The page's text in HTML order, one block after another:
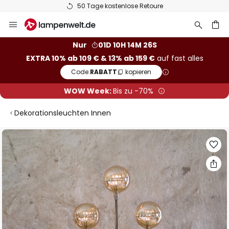
50 Tage kostenlose Retoure
Inhalt
Nur
01D 10H 14M 26S
EXTRA 10% ab 109 € & 13% ab 159 €auf fast alles
Code:RABATT kopieren
WOW Week:Bis zu -70%
Dekorationsleuchten Innen
Zum
Ende
der
Bildgalerie
springen